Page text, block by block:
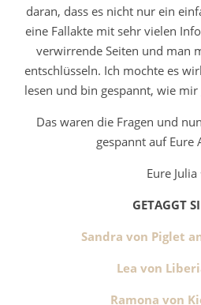
daran, dass es nicht nur ein
eine Fallakte mit sehr vielen
verwirrende Seiten und man
entschlüsseln. Ich mochte es
lesen und bin gespannt, wie
Das waren die Fragen und
gespannt auf Eure
Eure Julia
GETAGGT
Sandra von Piglet
Lea von
Ramona von